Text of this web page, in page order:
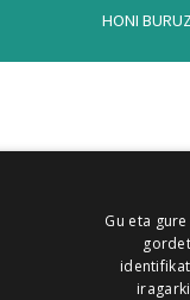
HONI BURUZ
Gu eta